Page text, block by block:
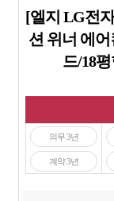
[엘지 LG전
션 위너 에
드/18
의무 3년
계약 3년